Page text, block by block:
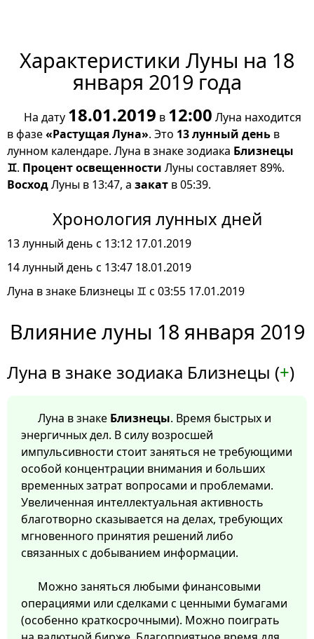
Характеристики Луны на 18
января 2019 года
На дату 18.01.2019 в 12:00 Луна находится
в фазе«Растущая Луна». Это 13 лунный день в
лунном календаре. Луна в знаке зодиака Близнецы
♊. Процент освещенности Луны составляет 89%.
ВосходЛуны в 13:47, а закат в 05:39.
Хронология лунных дней
13 лунный день с 13:12 17.01.2019
14 лунный день с 13:47 18.01.2019
Луна в знаке Близнецы ♊ с 03:55 17.01.2019
Влияние луны 18 января 2019
Луна в знаке зодиака Близнецы (+)
Луна в знаке Близнецы. Время быстрых и
энергичных дел. В силу возросшей
импульсивности стоит заняться не требующими
особой концентрации внимания и больших
временных затрат вопросами и проблемами.
Увеличенная интеллектуальная активность
благотворно сказывается на делах, требующих
мгновенного принятия решений либо
связанных с добыванием информации.
Можно заняться любыми финансовыми
операциями или сделками с ценными бумагами
(особенно краткосрочными). Можно поиграть